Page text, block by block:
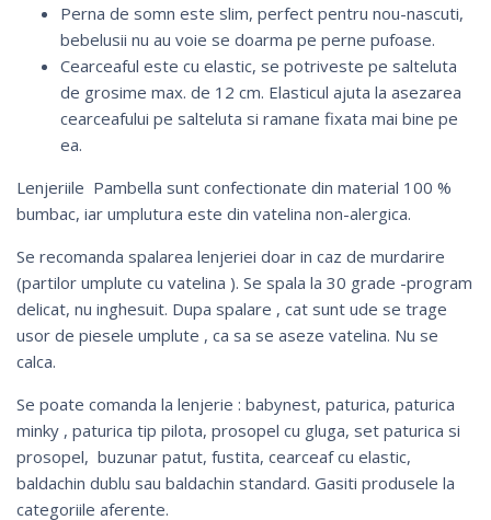
Perna de somn este slim, perfect pentru nou-nascuti,
bebelusii nu au voie se doarma pe perne pufoase.
Cearceaful este cu elastic, se potriveste pe salteluta
de grosime max. de 12 cm. Elasticul ajuta la asezarea
cearceafului pe salteluta si ramane fixata mai bine pe
ea.
Lenjeriile Pambella sunt confectionate din material 100 %
bumbac, iar umplutura este din vatelina non-alergica.
Se recomanda spalarea lenjeriei doar in caz de murdarire
(partilor umplute cu vatelina ). Se spala la 30 grade -program
delicat, nu inghesuit. Dupa spalare , cat sunt ude se trage
usor de piesele umplute , ca sa se aseze vatelina. Nu se
calca.
Se poate comanda la lenjerie : babynest, paturica, paturica
minky , paturica tip pilota, prosopel cu gluga, set paturica si
prosopel, buzunar patut, fustita, cearceaf cu elastic,
baldachin dublu sau baldachin standard. Gasiti produsele la
categoriile aferente.